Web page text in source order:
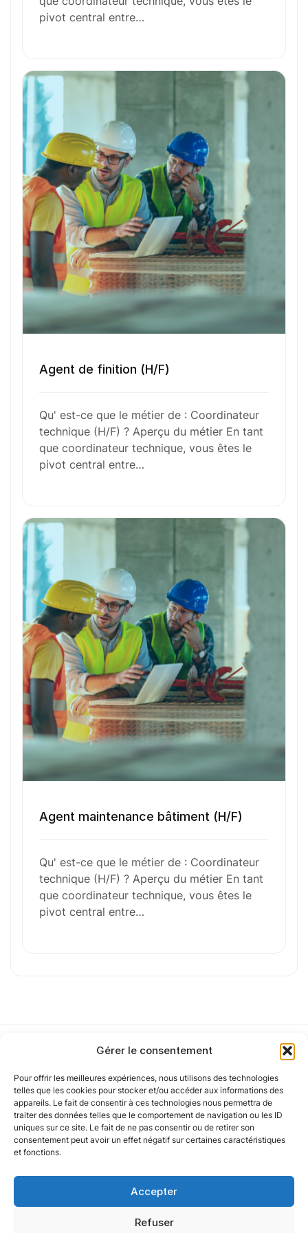
Gérer le consentement
Pour offrir les meilleures expériences, nous utilisons des technologies
telles que les cookies pour stocker et/ou accéder aux informations des
appareils. Le fait de consentir à ces technologies nous permettra de
traiter des données telles que le comportement de navigation ou les ID
uniques sur ce site. Le fait de ne pas consentir ou de retirer son
consentement peut avoir un effet négatif sur certaines caractéristiques
et fonctions.
Accepter
Refuser
Formation et Qualifications
Perspectives de carrière
Avantages
Ces métiers peuvent vous intéresser
l’aventure avecnous
N’attendez plus !
spontanée
Votre nom
Votre e-mail
Numéro de téléphone
Sélectionner une agence Oxygène Intérim/ BTT
Glisser & déposer les fichiers ici
Parcourir les fichiers
vérifié par un auteur humain.
pivot central entre…
Agent de finition (H/F)
Qu' est-ce que le métier de : Coordinateur
technique (H/F) ? Aperçu du métier En tant
que coordinateur technique, vous êtes le
pivot central entre…
Agent maintenance bâtiment (H/F)
Qu' est-ce que le métier de : Coordinateur
technique (H/F) ? Aperçu du métier En tant
que coordinateur technique, vous êtes le
pivot central entre…
Notre politique
Nos agences
Nos autres marques
Nos réseaux